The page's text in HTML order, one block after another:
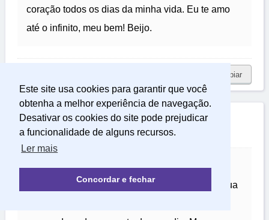
Este site usa cookies para garantir que você
obtenha a melhor experiência de navegação.
Desativar os cookies do site pode prejudicar
a funcionalidade de alguns recursos.
Ler mais
Concordar e fechar
coração todos os dias da minha vida. Eu te amo
até o infinito, meu bem! Beijo.
copiar
Versos de uma Paixão Incessante
Desde o instante em que você invadiu meus
pensamentos, não consigo mais te esquecer. Sua